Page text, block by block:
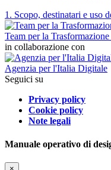
1. Scopo, destinatari e uso
Team per la
in collaborazione con
Agenzia per l'Italia Digitale
Seguici su
Privacy policy
Cookie policy
Note legali
Manuale operativo di